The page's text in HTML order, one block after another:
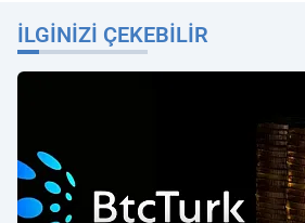
İLGINIZI ÇEKEBILIR